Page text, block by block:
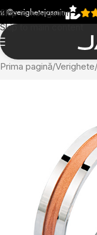
Skip to navigation
Skip to main content
Prima pagină Verighete